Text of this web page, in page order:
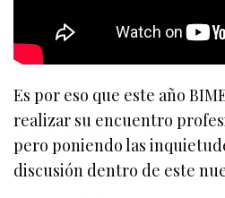
Es por eso que este año
realizar su encuentro
pero poniendo las
discusión dentro de este